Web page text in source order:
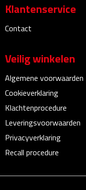
Bureausets
Boekenleggers
Briefopeners
Gummen
Magneten
Klantenservice
Contact
Veilig winkelen
Algemene voorwaarden
Cookieverklaring
Klachtenprocedure
Leveringsvoorwaarden
Privacyverklaring
Recall procedure